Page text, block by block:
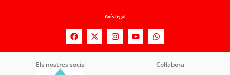
Avís legal
Els nostres socis Col·labora